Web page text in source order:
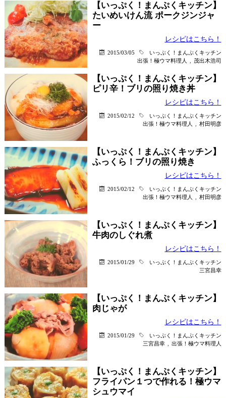
【いっぷく！まんぷくキッチン】
たいめいけん流 ポークジンジャ
ー
レシピはこちら！
2015/03/05
いっぷく！まんぷくキッチン
出張！極ウマ料理人
茂出木浩司
【いっぷく！まんぷくキッチン】
ピリ辛！ブリの照り焼き丼
レシピはこちら！
2015/02/12
いっぷく！まんぷくキッチン
出張！極ウマ料理人
村田明彦
【いっぷく！まんぷくキッチン】
ふっくら！ブリの照り焼き
レシピはこちら！
2015/02/12
いっぷく！まんぷくキッチン
出張！極ウマ料理人
村田明彦
【いっぷく！まんぷくキッチン】
牛肉のしぐれ煮
レシピはこちら！
2015/01/29
いっぷく！まんぷくキッチン
三宮昌幸
【いっぷく！まんぷくキッチン】
肉じゃが
レシピはこちら！
2015/01/29
いっぷく！まんぷくキッチン
三宮昌幸
出張！極ウマ料理人
【いっぷく！まんぷくキッチン】
フライパン１つで作れる！極ウマ
シュウマイ